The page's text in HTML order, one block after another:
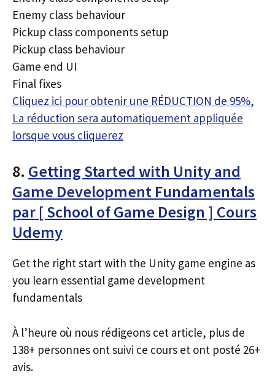
Enemy class behaviour
Pickup class components setup
Pickup class behaviour
Game end UI
Final fixes
Cliquez ici pour obtenir une RÉDUCTION de 95%,
La réduction sera automatiquement appliquée
lorsque vous cliquerez
8. Getting Started with Unity and
Game Development Fundamentals
par [ School of Game Design ] Cours
Udemy
Get the right start with the Unity game engine as
you learn essential game development
fundamentals
À l’heure où nous rédigeons cet article, plus de
138+ personnes ont suivi ce cours et ont posté 26+
avis.